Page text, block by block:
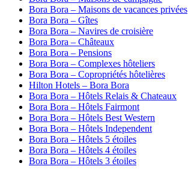
Bora Bora – Maisons de vacances privées
Bora Bora – Gîtes
Bora Bora – Navires de croisière
Bora Bora – Châteaux
Bora Bora – Pensions
Bora Bora – Complexes hôteliers
Bora Bora – Copropriétés hôtelières
Hilton Hotels – Bora Bora
Bora Bora – Hôtels Relais & Chateaux
Bora Bora – Hôtels Fairmont
Bora Bora – Hôtels Best Western
Bora Bora – Hôtels Independent
Bora Bora – Hôtels 5 étoiles
Bora Bora – Hôtels 4 étoiles
Bora Bora – Hôtels 3 étoiles